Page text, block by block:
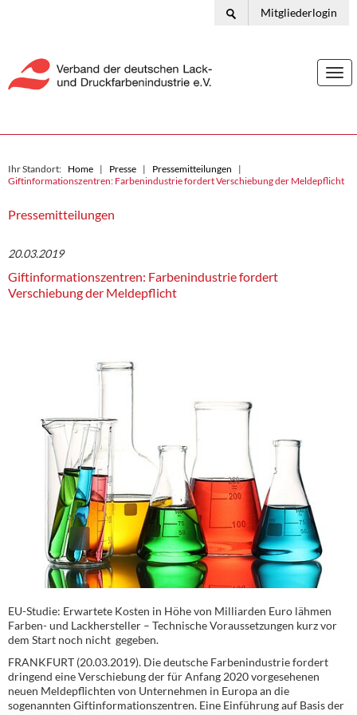
Mitgliederlogin
Ihr Standort: Home Presse
Pressemitteilungen
Giftinformationszentren: Farbenindustrie fordert Verschiebung der Meldepflicht
Pressemitteilungen
20.03.2019
Giftinformationszentren: Farbenindustrie fordert
Verschiebung der Meldepflicht
EU-Studie: Erwartete Kosten in Höhe von Milliarden Euro lähmen
Farben- und Lackhersteller – Technische Voraussetzungen kurz vor
dem Start noch nicht gegeben.
FRANKFURT (20.03.2019). Die deutsche Farbenindustrie fordert
dringend eine Verschiebung der für Anfang 2020 vorgesehenen
neuen Meldepflichten von Unternehmen in Europa an die
sogenannten Giftinformationszentren. Eine Einführung auf Basis der